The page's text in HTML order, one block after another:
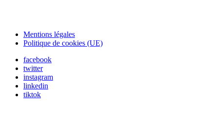
Mentions légales
Politique de cookies (UE)
facebook
twitter
instagram
linkedin
tiktok